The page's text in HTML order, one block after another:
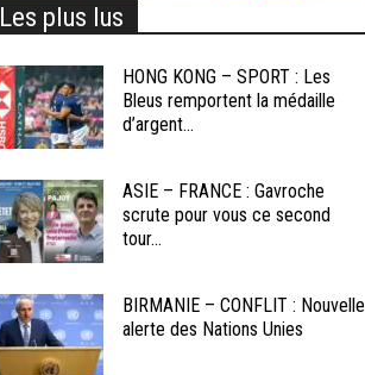
Les plus lus
HONG KONG – SPORT : Les
Bleus remportent la médaille
d’argent...
ASIE – FRANCE : Gavroche
scrute pour vous ce second
tour...
BIRMANIE – CONFLIT : Nouvelle
alerte des Nations Unies